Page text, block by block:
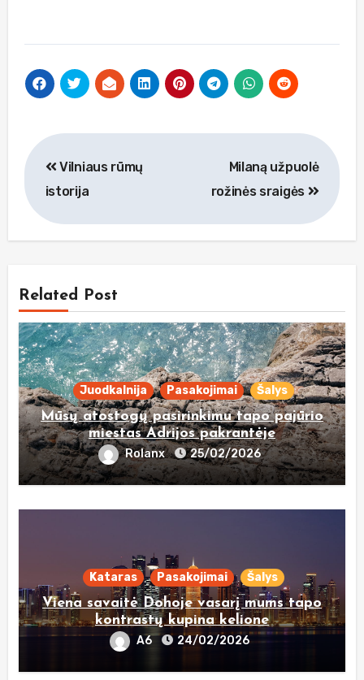
Navigacija
tarp
įrašų
Vilniaus rūmų
istorija
Milaną užpuolė
rožinės sraigės
Related Post
Juodkalnija Pasakojimai Šalys
Mūsų atostogų pasirinkimu tapo pajūrio
miestas Adrijos pakrantėje
Rolanx 25/02/2026
Kataras Pasakojimai Šalys
Viena savaitė Dohoje vasarį mums tapo
kontrastų kupina kelione
A6 24/02/2026